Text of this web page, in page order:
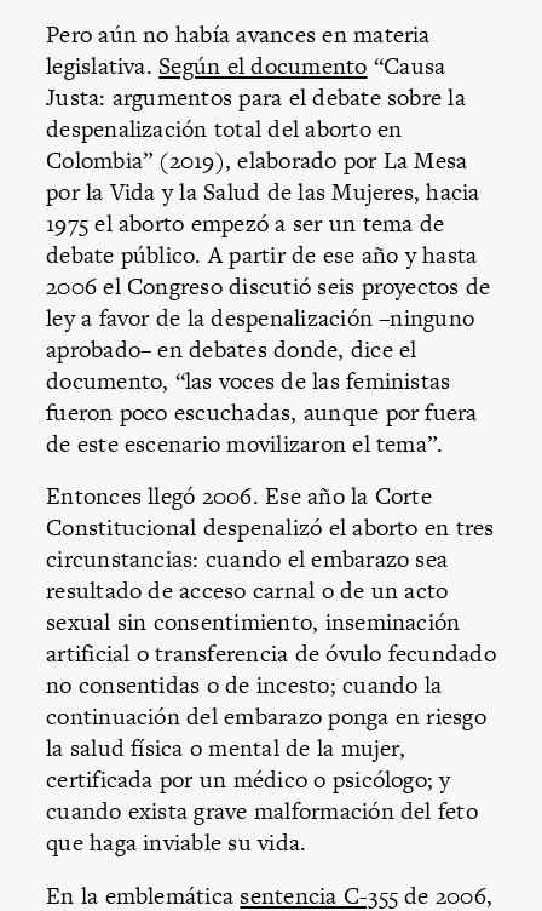
Pero aún no había avances en materia
legislativa. Según el documento “Causa
Justa: argumentos para el debate sobre la
despenalización total del aborto en
Colombia” (2019), elaborado por La Mesa
por la Vida y la Salud de las Mujeres, hacia
1975 el aborto empezó a ser un tema de
debate público. A partir de ese año y hasta
2006 el Congreso discutió seis proyectos de
ley a favor de la despenalización –ninguno
aprobado– en debates donde, dice el
documento, “las voces de las feministas
fueron poco escuchadas, aunque por fuera
de este escenario movilizaron el tema”.
Entonces llegó 2006. Ese año la Corte
Constitucional despenalizó el aborto en tres
circunstancias: cuando el embarazo sea
resultado de acceso carnal o de un acto
sexual sin consentimiento, inseminación
artificial o transferencia de óvulo fecundado
no consentidas o de incesto; cuando la
continuación del embarazo ponga en riesgo
la salud física o mental de la mujer,
certificada por un médico o psicólogo; y
cuando exista grave malformación del feto
que haga inviable su vida.
En la emblemática sentencia C-355de 2006,